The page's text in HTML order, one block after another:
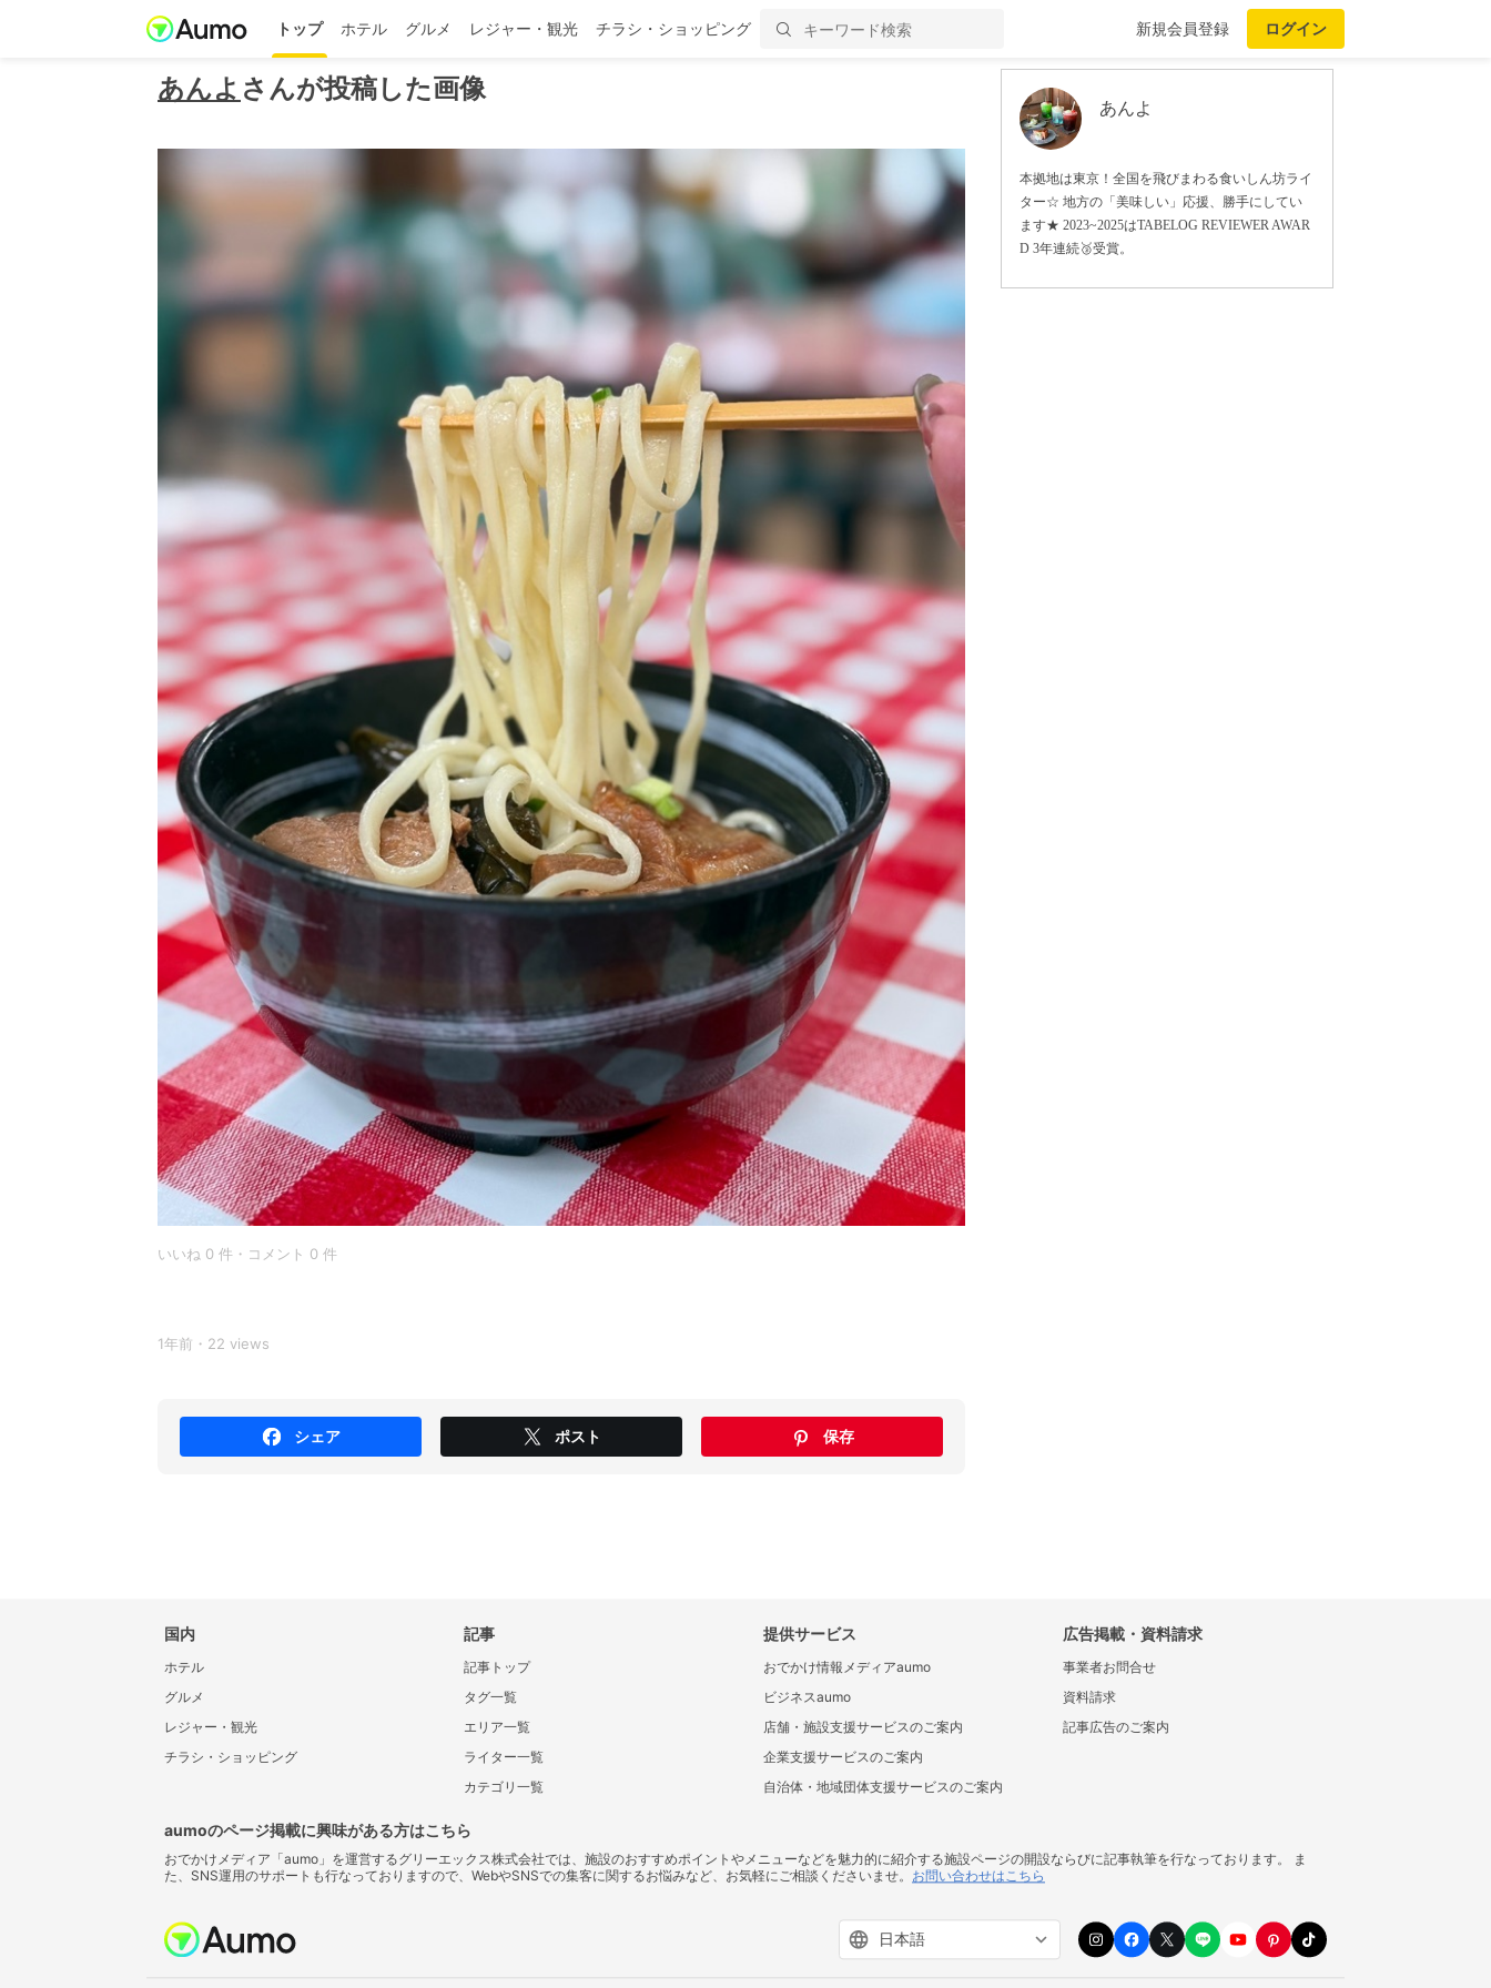
トップ ホテル グルメ レジャー・観光 チラシ・ショッピング 新規会員登録 ログイン
あんよ さんが投稿した画像
いいね 0 件・コメント 0 件
1年前・22 views
シェア ポスト 保存
あんよ
本拠地は東京！全国を飛びまわる食いしん坊ライ
ター☆ 地方の「美味しい」応援、勝手にしてい
ます★ 2023~2025はTABELOG REVIEWER AWAR
D 3年連続🥉受賞。
国内
ホテル
グルメ
レジャー・観光
チラシ・ショッピング
記事
記事トップ
タグ一覧
エリア一覧
ライター一覧
カテゴリ一覧
提供サービス
おでかけ情報メディアaumo
ビジネスaumo
店舗・施設支援サービスのご案内
企業支援サービスのご案内
自治体・地域団体支援サービスのご案内
広告掲載・資料請求
事業者お問合せ
資料請求
記事広告のご案内
aumoのページ掲載に興味がある方はこちら
おでかけメディア「aumo」を運営するグリーエックス株式会社では、施設のおすすめポイントやメニューなどを魅力的に紹介する施設ページの開設ならびに記事執筆を行なっております。 ま
た、SNS運用のサポートも行なっておりますので、WebやSNSでの集客に関するお悩みなど、お気軽にご相談くださいませ。 お問い合わせはこちら